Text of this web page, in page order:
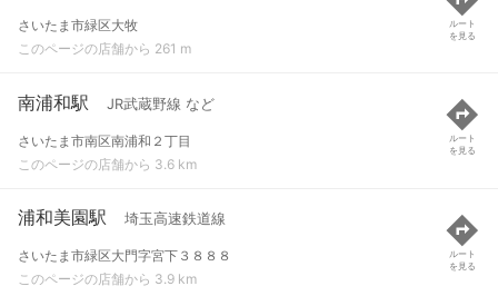
さいたま市緑区大牧
このページの店舗から 261 m
ルート
を見る
南浦和駅 JR武蔵野線 など
さいたま市南区南浦和２丁目
このページの店舗から 3.6 km
ルート
を見る
浦和美園駅 埼玉高速鉄道線
さいたま市緑区大門字宮下３８８８
このページの店舗から 3.9 km
ルート
を見る